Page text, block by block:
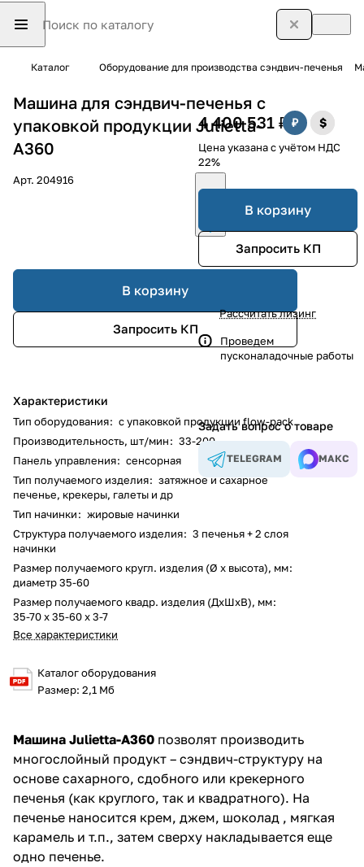
Каталог Оборудование для производства сэндвич-печенья
Машина для сэндвич-печенья с
упаковкой продукции Julietta-
A360
Арт. 204916
В корзину
Запросить КП
Характеристики
Тип оборудования: с упаковкой продукции flow-pack
Производительность, шт/мин: 33-200
Панель управления: сенсорная
Тип получаемого изделия: затяжное и сахарное
печенье, крекеры, галеты и др
Тип начинки: жировые начинки
Структура получаемого изделия: 3 печенья + 2 слоя
начинки
Размер получаемого кругл. изделия (Ø х высота), мм:
диаметр 35-60
Размер получаемого квадр. изделия (ДхШхВ), мм:
35-70 х 35-60 х 3-7
Все характеристики
Каталог оборудования
Размер: 2,1 Мб
4 400 531 ₽
Цена указана с учётом НДС
22%
В корзину
Запросить КП
Рассчитать лизинг
Проведем
пусконаладочные работы
Задать вопрос о товаре
TELEGRAM МАКС
Машина Julietta-A360 позволят производить
многослойный продукт – сэндвич-структуру на
основе сахарного, сдобного или крекерного
печенья (как круглого, так и квадратного). На
печенье наносится крем, джем, шоколад , мягкая
карамель и т.п., затем сверху накладывается еще
одно печенье.